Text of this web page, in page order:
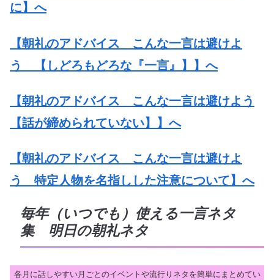
に】へ
【朝礼のアドバイス こんな一言は避けよ
う 【しどろもどろな『一言』】】へ
【朝礼のアドバイス こんな一言は避けよう
【話が締められていない】】へ
【朝礼のアドバイス こんな一言は避けよ
う 特定人物を名指しした注意について】へ
毎年（いつでも）使える一言ネタ
集 明日の朝礼ネタ
各月に話しやすい月ごとのイベントや流行りネタを簡単にまとめてい